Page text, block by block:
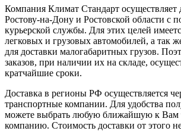
Компания Климат Стандарт осуществляет
Ростову-на-Дону и Ростовской области с
курьерской службы. Для этих целей
легковых и грузовых автомобилей, а так
для доставки малогабаритных грузов.
заказов, при наличии их на складе,
кратчайшие сроки.
Доставка в регионы РФ осуществляется
транспортные компании. Для удобства
можете выбрать любую ближайшую к Вам
компанию. Стоимость доставки от этого